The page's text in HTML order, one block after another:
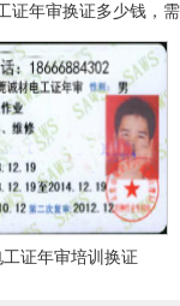
证年审换证多少钱，需
要什么资料
工证年审培训换证